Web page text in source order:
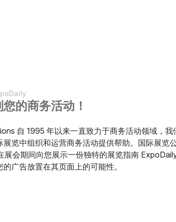
的商务活动！
自 1995 年以来一直致力于商务活动领域，我
展览中组织和运营商务活动提供帮助。国际展览
展会期间向您展示一份独特的展览指南
广告放置在其页面上的可能性。